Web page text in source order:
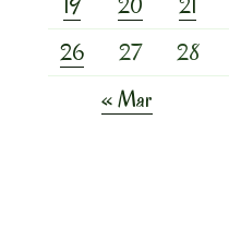
26
27 28
« Mar